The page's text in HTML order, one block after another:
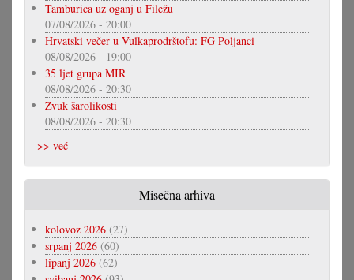
Tamburica uz oganj u Filežu
07/08/2026 - 20:00
Hrvatski večer u Vulkaprodrštofu: FG Poljanci
08/08/2026 - 19:00
35 ljet grupa MIR
08/08/2026 - 20:30
Zvuk šarolikosti
08/08/2026 - 20:30
>> već
Misečna arhiva
kolovoz 2026 (27)
srpanj 2026 (60)
lipanj 2026 (62)